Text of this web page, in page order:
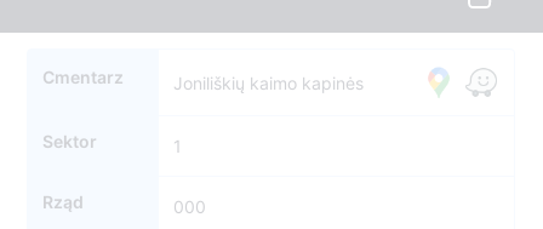
Cmentarz Joniliškių kaimo kapinės
Sektor 1
Rząd 000